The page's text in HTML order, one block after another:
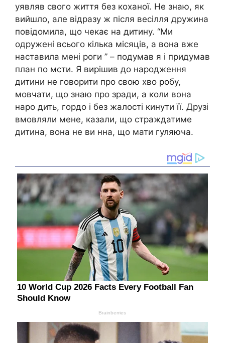
уявляв свого життя без коханої. Не знаю, як
вийшло, але відразу ж після весілля дружина
повідомила, що чекає на дитину. “Ми
одружені всього кілька місяців, а вона вже
наставила мені роги ” – подумав я і придумав
план по мсти. Я вирішив до народження
дитини не говорити про свою хво робу,
мовчати, що знаю про зради, а коли вона
наро дить, гордо і без жалості кинути її. Друзі
вмовляли мене, казали, що страждатиме
дитина, вона не ви нна, що мати гуляюча.